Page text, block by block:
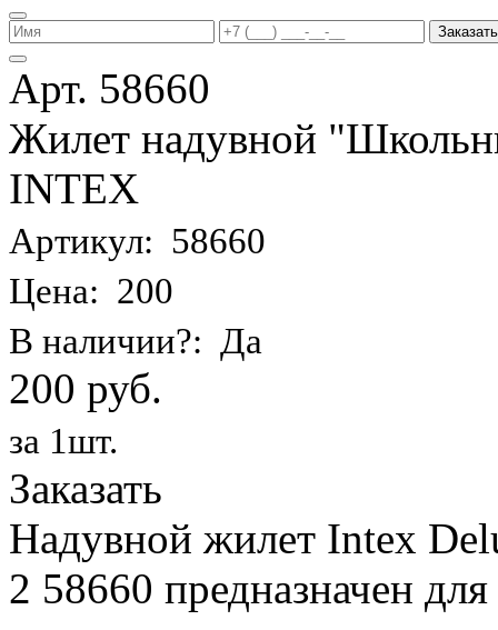
Заказать
Арт. 58660
Жилет надувной
INTEX
Артикул: 58660
Цена: 200
В наличии?: Да
200 руб.
за 1шт.
Заказать
Надувной жилет Intex
2 58660 предназначен